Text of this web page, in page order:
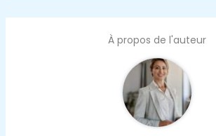
À propos de l'auteur